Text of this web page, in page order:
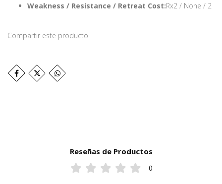
Weakness / Resistance / Retreat Cost:Rx2 / None / 2
Compartir este producto
Reseñas de Productos
0